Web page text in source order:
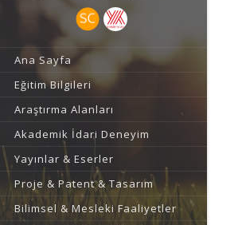
Ana Sayfa
Eğitim Bilgileri
Araştırma Alanları
Akademik İdari Deneyim
Yayınlar & Eserler
Proje & Patent & Tasarım
Bilimsel & Mesleki Faaliyetler